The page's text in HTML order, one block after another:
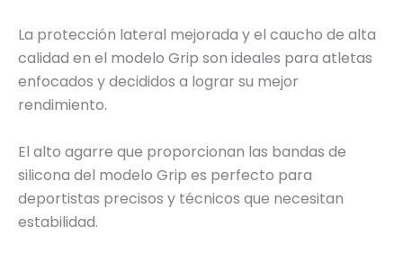
La protección lateral mejorada y el caucho de alta
calidad en el modelo Grip son ideales para atletas
enfocados y decididos a lograr su mejor
rendimiento.
El alto agarre que proporcionan las bandas de
silicona del modelo Grip es perfecto para
deportistas precisos y técnicos que necesitan
estabilidad.